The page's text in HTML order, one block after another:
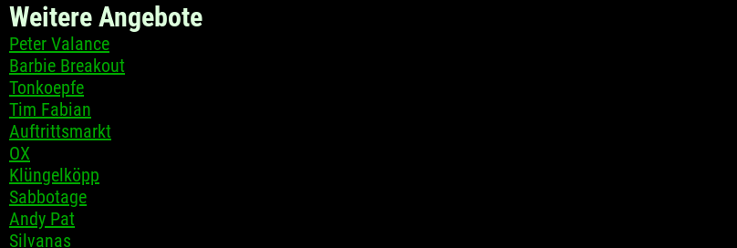
Weitere Angebote
Peter Valance
Barbie Breakout
Tonkoepfe
Tim Fabian
Auftrittsmarkt
OX
Klüngelköpp
Sabbotage
Andy Pat
Silvanas